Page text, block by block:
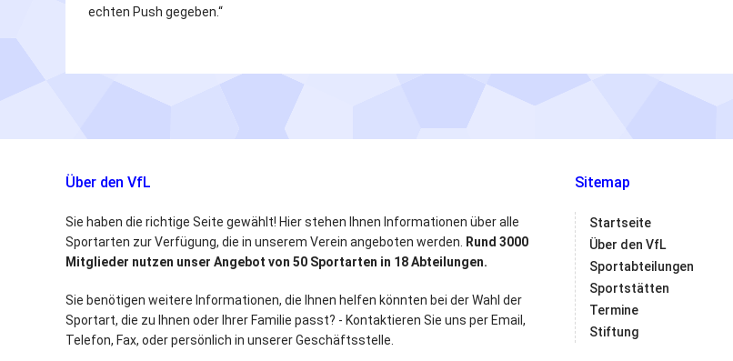
echten Push gegeben.“
Über den VfL
Sie haben die richtige Seite gewählt! Hier stehen Ihnen Informationen über alle
Sportarten zur Verfügung, die in unserem Verein angeboten werden.
Rund 3000
Mitglieder nutzen unser Angebot von 50 Sportarten in 18 Abteilungen.
Sie benötigen weitere Informationen, die Ihnen helfen könnten bei der Wahl der
Sportart, die zu Ihnen oder Ihrer Familie passt? - Kontaktieren Sie uns per Email,
Telefon, Fax, oder persönlich in unserer Geschäftsstelle.
Sitemap
Startseite
Über den VfL
Sportabteilungen
Sportstätten
Termine
Stiftung